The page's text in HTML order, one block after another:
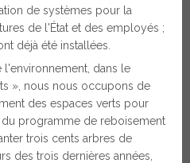
de systèmes pour la
de l'État et des employés ;
déjà été installées.
l'environnement, dans le
», nous nous occupons de
des espaces verts pour
programme de reboisement
trois cents arbres de
des trois dernières années,